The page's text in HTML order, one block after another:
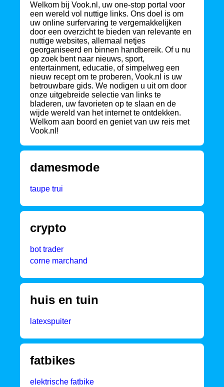
Welkom bij Vook.nl, uw one-stop portal voor
een wereld vol nuttige links. Ons doel is om
uw online surfervaring te vergemakkelijken
door een overzicht te bieden van relevante en
nuttige websites, allemaal netjes
georganiseerd en binnen handbereik. Of u nu
op zoek bent naar nieuws, sport,
entertainment, educatie, of simpelweg een
nieuw recept om te proberen, Vook.nl is uw
betrouwbare gids. We nodigen u uit om door
onze uitgebreide selectie van links te
bladeren, uw favorieten op te slaan en de
wijde wereld van het internet te ontdekken.
Welkom aan boord en geniet van uw reis met
Vook.nl!
damesmode
taupe trui
crypto
bot trader
corne marchand
huis en tuin
latexspuiter
fatbikes
elektrische fatbike